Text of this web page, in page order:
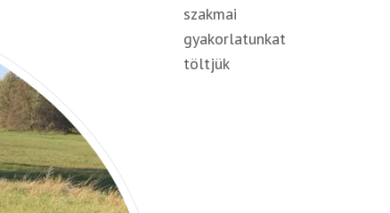
szakmai
gyakorlatunkat
töltjük